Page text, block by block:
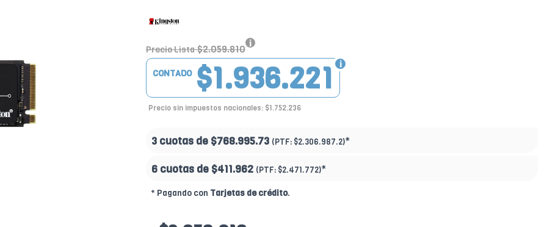
Precio Lista $2.059.810
$1.936.221
CONTADO
Precio sin impuestos nacionales: $1.752.236
3 cuotas de $768.995.73 (PTF: $2.306.987.2)*
6 cuotas de $411.962 (PTF: $2.471.772)*
* Pagando con Tarjetas de crédito.